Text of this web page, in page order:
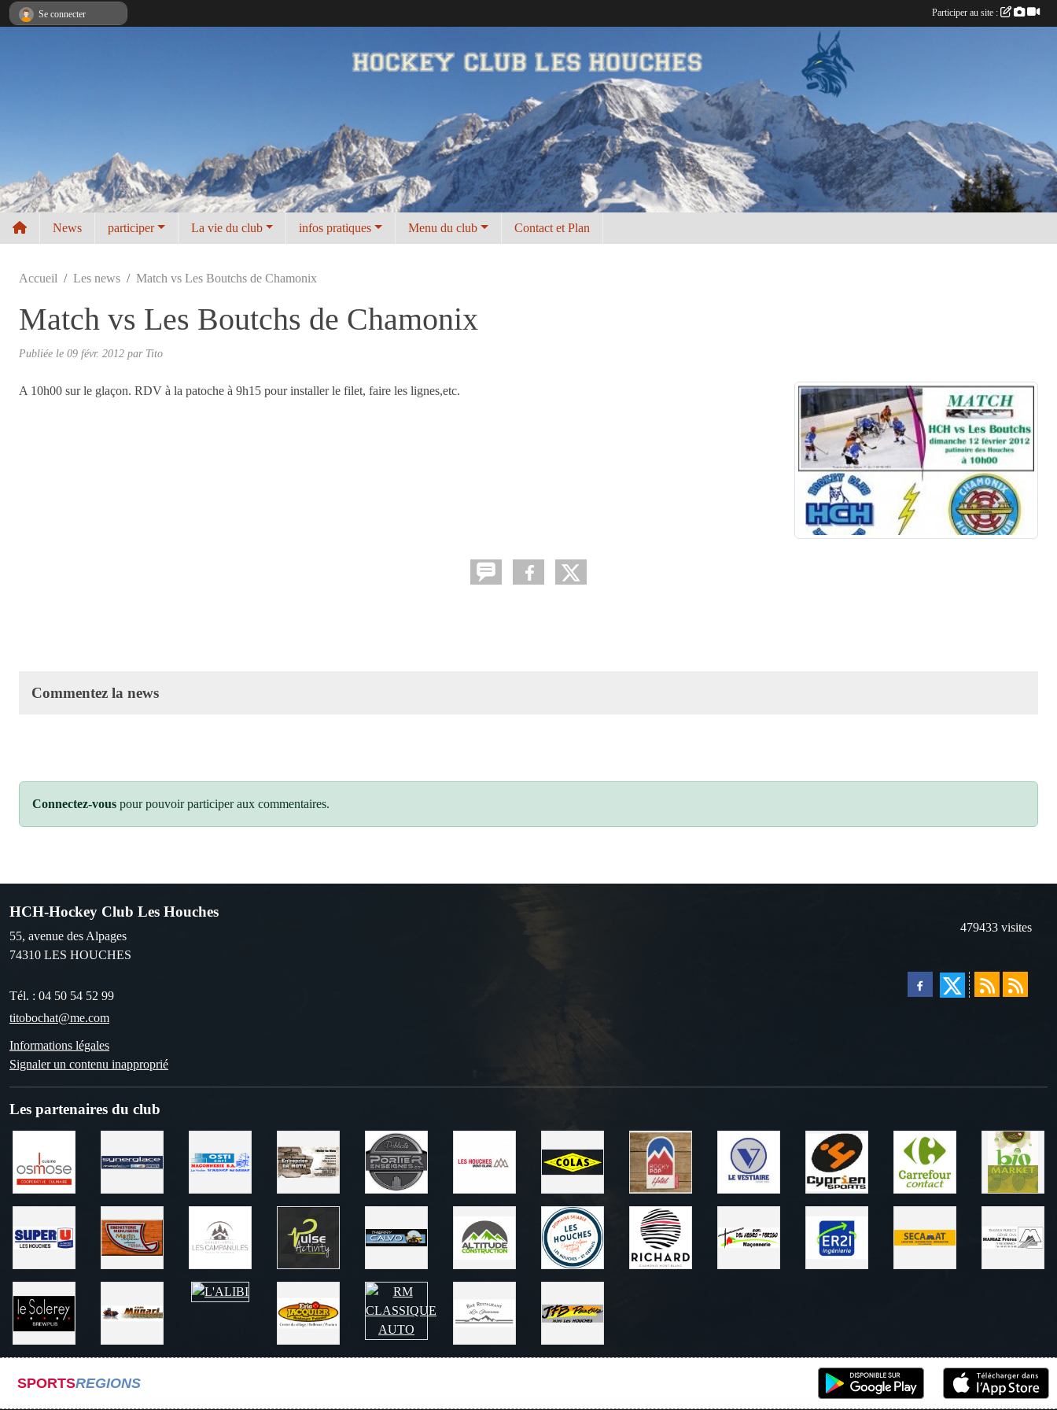
News participer La vie du club infos pratiques Menu du club Contact et Plan
Accueil Les news Match vs Les Boutchs de Chamonix
Match vs Les Boutchs de Chamonix
Publiée le 09 févr. 2012 par Tito
A 10h00 sur le glaçon. RDV à la patoche à 9h15 pour installer le filet, faire les lignes,etc.
Commentez la news
Connectez-vous pour pouvoir participer aux commentaires.
HCH-Hockey Club Les Houches
55, avenue des Alpages
74310 LES HOUCHES
Tél. : 04 50 54 52 99
titobochat@me.com
Informations légales
Signaler un contenu inapproprié
479433 visites
Les partenaires du club
SPORTSREGIONS
Se connecter Participer au site :
Panneau de gestion des cookies